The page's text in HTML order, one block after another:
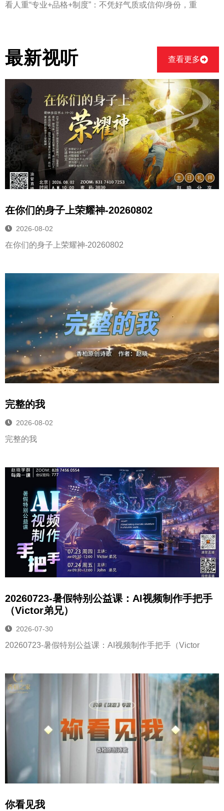
看人重“专业+品格+制度”：不凭好气质或信仰/身份，重
最新视听 查看更多
在你们的身子上荣耀神-20260802
2026-08-02
在你们的身子上荣耀神-20260802
完整的我
2026-08-02
完整的我
20260723-暑假特别公益课：AI视频制作手把手
（Victor弟兄）
2026-07-30
20260723-暑假特别公益课：AI视频制作手把手（Victor
你看见我